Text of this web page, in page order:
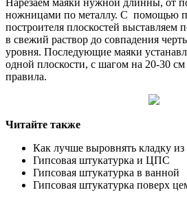
ножницами по металлу. С помощью
построителя плоскостей выставляем
в свежий раствор до совпадения
уровня. Последующие маяки
одной плоскости, с шагом на 20-30
правила.
Читайте также
Как лучше выровнять кладку из
Гипсовая штукатурка и ЦПС
Гипсовая штукатурка в ванной
Гипсовая штукатурка поверх